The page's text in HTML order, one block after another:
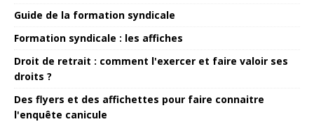
Guide de la formation syndicale
Formation syndicale : les affiches
Droit de retrait : comment l'exercer et faire valoir ses
droits ?
Des flyers et des affichettes pour faire connaitre
l'enquête canicule